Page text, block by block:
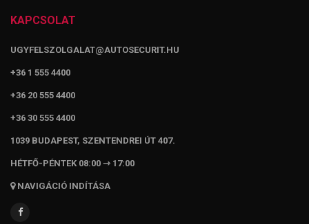
KAPCSOLAT
UGYFELSZOLGALAT@AUTOSECURIT.HU
+36 1 555 4400
+36 20 555 4400
+36 30 555 4400
1039 BUDAPEST, SZENTENDREI ÚT 407.
HÉTFŐ-PÉNTEK 08:00 ⇾ 17:00
NAVIGÁCIÓ INDÍTÁSA